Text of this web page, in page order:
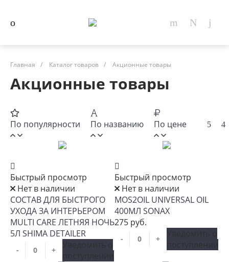
Главная / Каталог товаров / Акционные товары
Акционные товары
По популярности По названию По цене
Быстрый просмотр
Нет в наличии
СОСТАВ ДЛЯ БЫСТРОГО
УХОДА ЗА ИНТЕРЬЕРОМ
MULTI CARE ЛЕТНЯЯ НОЧЬ
5Л SHIMA DETAILER
- +
Уведомить о
поступлении
Быстрый просмотр
Нет в наличии
MOS2OIL UNIVERSAL OIL
400МЛ SONAX
275 руб.
- +
Уведомить о
поступлении